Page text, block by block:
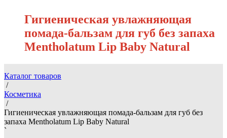
Гигиеническая увлажняющая
помада-бальзам для губ без запаха
Mentholatum Lip Baby Natural
Каталог товаров
/
Косметика
/
Гигиеническая увлажняющая помада-бальзам для губ без
запаха Mentholatum Lip Baby Natural
`